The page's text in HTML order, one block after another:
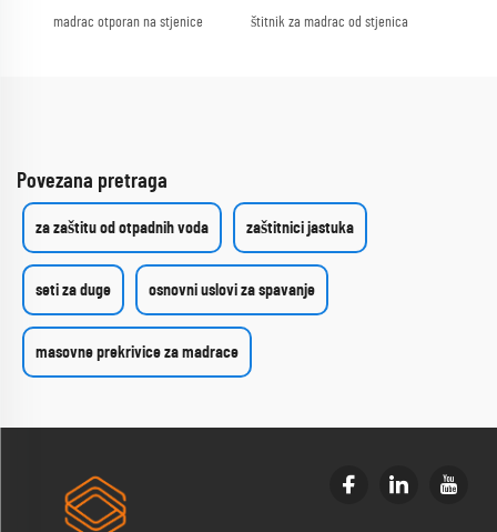
madrac otporan na stjenice štitnik za madrac od stjenica
Povezana pretraga
za zaštitu od otpadnih voda zaštitnici jastuka
seti za duge osnovni uslovi za spavanje
masovne prekrivice za madrace